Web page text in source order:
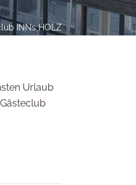
INNs HOLZ
Urlaub